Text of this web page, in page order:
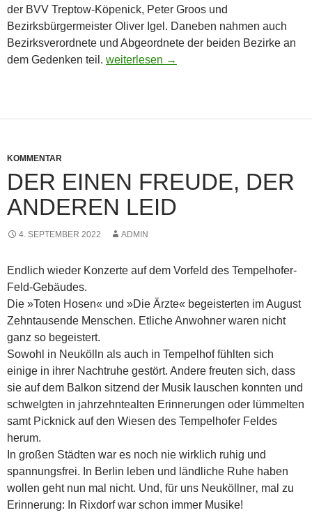
der BVV Treptow-Köpenick, Peter Groos und
Bezirksbürgermeister Oliver Igel. Daneben nahmen auch
Bezirksverordnete und Abgeordnete der beiden Bezirke an
dem Gedenken teil. Der Tunnel in den Westen
weiterlesen →
KOMMENTAR
DER EINEN FREUDE, DER
ANDEREN LEID
4. SEPTEMBER 2022 ADMIN
Endlich wieder Konzerte auf dem Vorfeld des Tempelhofer-
Feld-Gebäudes.
Die »Toten Hosen« und »Die Ärzte« begeisterten im August
Zehntausende Menschen. Etliche Anwohner waren nicht
ganz so begeistert.
Sowohl in Neukölln als auch in Tempelhof fühlten sich
einige in ihrer Nachtruhe gestört. Andere freuten sich, dass
sie auf dem Balkon sitzend der Musik lauschen konnten und
schwelgten in jahrzehntealten Erinnerungen oder lümmelten
samt Picknick auf den Wiesen des Tempelhofer Feldes
herum.
In großen Städten war es noch nie wirklich ruhig und
spannungsfrei. In Berlin leben und ländliche Ruhe haben
wollen geht nun mal nicht. Und, für uns Neuköllner‚ mal zu
Erinnerung: In Rixdorf war schon immer Musike!